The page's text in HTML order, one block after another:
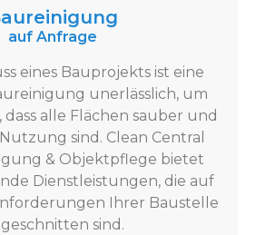
auf Anfrage
eines Bauprojekts ist eine
unerlässlich, um
alle Flächen sauber und
sind. Clean Central
& Objektpflege bietet
Dienstleistungen, die auf
Ihrer Baustelle
sind.